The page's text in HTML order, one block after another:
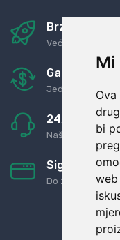
Mi
bi
Brza i
Već za nekoliko
Garancija u
Jednostavno
24/7 odlična
Naši agenti
Sigurno
Do 24 rata bez